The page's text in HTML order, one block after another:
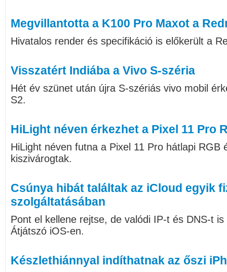
Megvillantotta a K100 Pro Maxot a
Hivatalos render és specifikáció is előkerült a
Visszatért Indiába a Vivo S-széria
Hét év szünet után újra S-szériás vivo mobil
S2.
HiLight néven érkezhet a Pixel 11 Pro
HiLight néven futna a Pixel 11 Pro hátlapi RGB
kiszivárogtak.
Csúnya hibát találtak az iCloud egyik
szolgáltatásában
Pont el kellene rejtse, de valódi IP-t és DNS-t
Átjátszó iOS-en.
Készlethiánnyal indíthatnak az őszi